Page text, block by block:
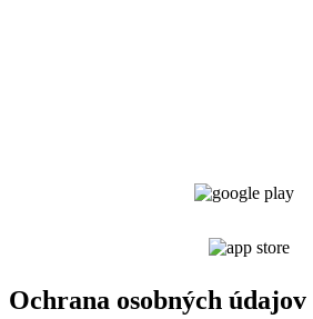
Ochrana osobných údajov